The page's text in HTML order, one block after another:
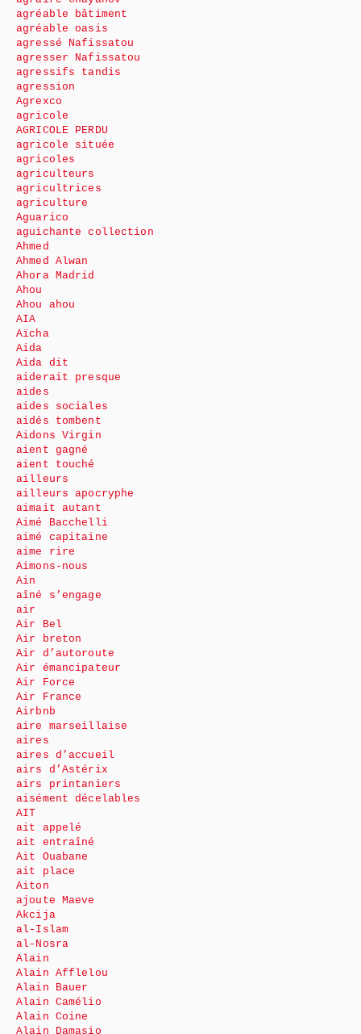
agréable bâtiment
agréable oasis
agressé Nafissatou
agresser Nafissatou
agressifs tandis
agression
Agrexco
agricole
AGRICOLE PERDU
agricole située
agricoles
agriculteurs
agricultrices
agriculture
Aguarico
aguichante collection
Ahmed
Ahmed Alwan
Ahora Madrid
Ahou
Ahou ahou
AIA
Aïcha
Aida
Aida dit
aiderait presque
aides
aides sociales
aidés tombent
Aidons Virgin
aient gagné
aient touché
ailleurs
ailleurs apocryphe
aimait autant
Aimé Bacchelli
aimé capitaine
aime rire
Aimons-nous
Ain
aîné s’engage
air
Air Bel
Air breton
Air d’autoroute
Air émancipateur
Air Force
Air France
Airbnb
aire marseillaise
aires
aires d’accueil
airs d’Astérix
airs printaniers
aisément décelables
AIT
ait appelé
ait entraîné
Ait Ouabane
ait place
Aiton
ajoute Maeve
Akcija
al-Islam
al-Nosra
Alain
Alain Afflelou
Alain Bauer
Alain Camélio
Alain Coine
Alain Damasio